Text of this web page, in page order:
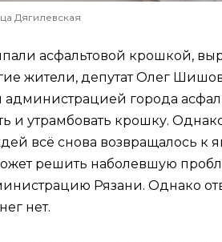
Дягилевская
асфальтовой крошкой,
жители, депутат Олег
города
и утрамбовать крошку.
всё снова возвращалось к
решить наболевшую
Рязани. Однако
нет.